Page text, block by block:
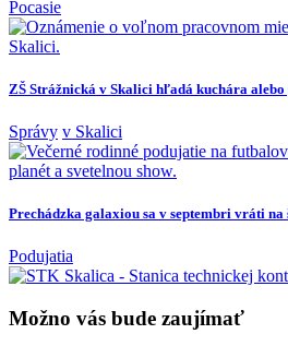
Pocasie
ZŠ Strážnická v Skalici hľadá kuchára alebo
Správy v Skalici
Prechádzka galaxiou sa v septembri vráti na
Podujatia
Možno vás bude zaujímať